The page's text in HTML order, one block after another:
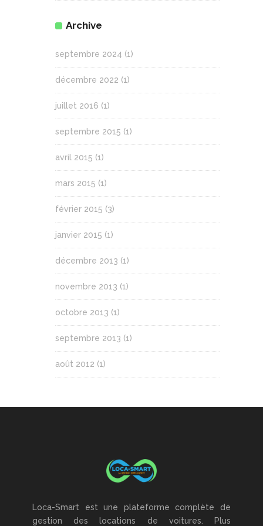
Archive
septembre 2024 (1)
décembre 2022 (1)
juillet 2016 (1)
septembre 2015 (1)
avril 2015 (1)
mars 2015 (1)
février 2015 (3)
janvier 2015 (1)
décembre 2013 (1)
novembre 2013 (1)
octobre 2013 (1)
septembre 2013 (1)
août 2012 (1)
Loca-Smart est une plateforme complète de
gestion des locations de voitures. Plus